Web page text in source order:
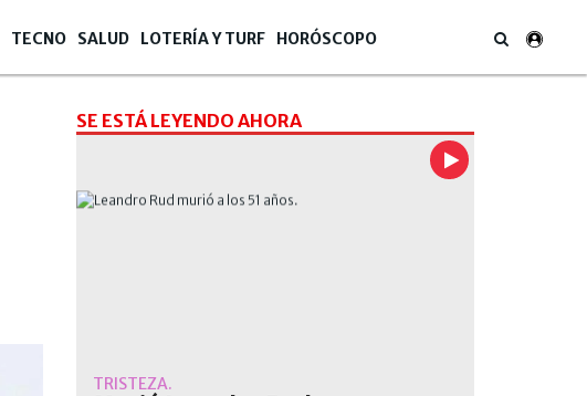
TECNO SALUD LOTERÍA Y TURF HORÓSCOPO
SE ESTÁ LEYENDO AHORA
TRISTEZA.